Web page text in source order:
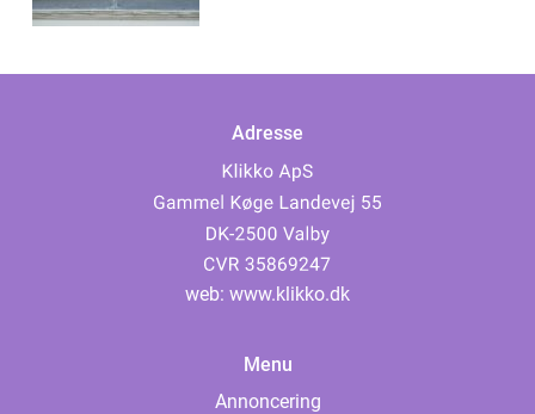
Adresse
web: www.klikko.dk
Menu
Annoncering